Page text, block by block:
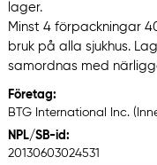
lager.
Minst 4 förpackningar
bruk på alla sjukhus.
samordnas med
Företag:
BTG International Inc.
NPL/SB-id:
20130603024531